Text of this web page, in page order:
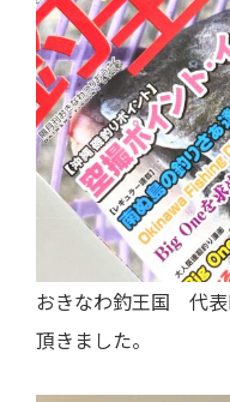
おきなわ釣王国 代表
頂きました。